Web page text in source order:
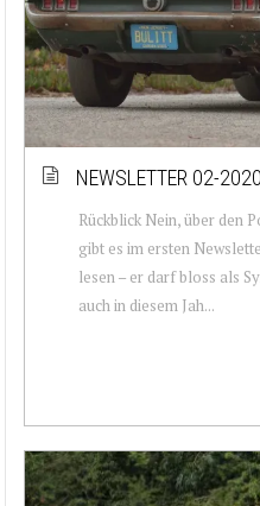
NEWSLETTER 02-2020
Rückblick Nein, über den
gibt es im ersten
lesen – er darf bloss als
auch in diesem Jah...